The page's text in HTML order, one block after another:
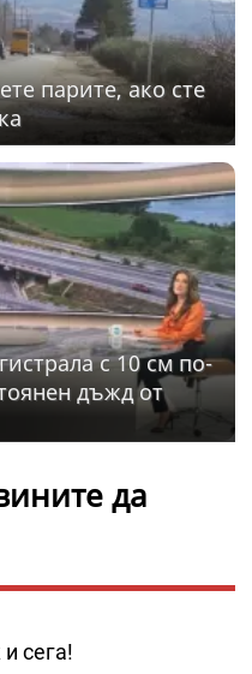
парите, ако сте
с 10 см по-
дъжд от
да
сега!